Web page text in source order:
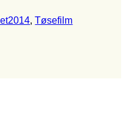
,Tøsefilm